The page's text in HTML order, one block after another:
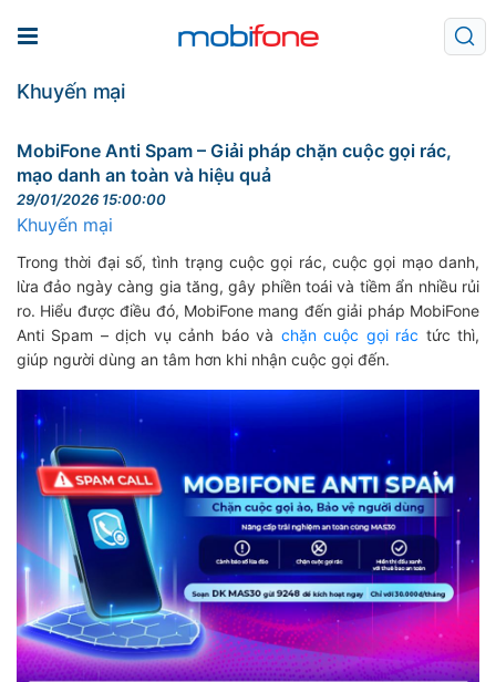
Khuyến mại
MobiFone Anti Spam – Giải pháp chặn cuộc gọi rác,
mạo danh an toàn và hiệu quả
29/01/2026 15:00:00
Khuyến mại
Trong thời đại số, tình trạng cuộc gọi rác, cuộc gọi mạo danh,
lừa đảo ngày càng gia tăng, gây phiền toái và tiềm ẩn nhiều rủi
ro. Hiểu được điều đó, MobiFone mang đến giải pháp MobiFone
Anti Spam – dịch vụ cảnh báo và chặn cuộc gọi rác tức thì,
giúp người dùng an tâm hơn khi nhận cuộc gọi đến.